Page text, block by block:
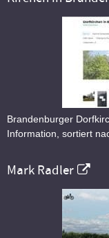
Brandenburger
Information, sortiert
Mark Radler